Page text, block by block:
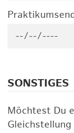
SONSTIGES
Möchtest Du